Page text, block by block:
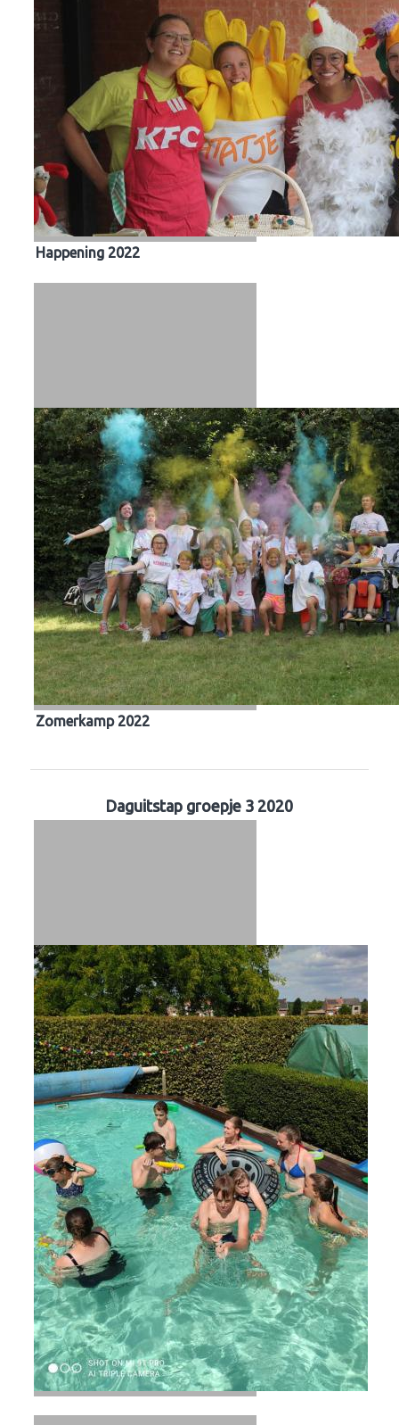
Happening 2022
Zomerkamp 2022
Daguitstap groepje 3 2020